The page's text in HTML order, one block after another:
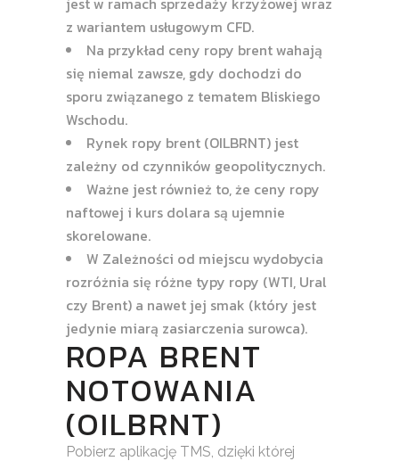
z wariantem usługowym CFD.
Na przykład ceny ropy brent wahają
się niemal zawsze, gdy dochodzi do
sporu związanego z tematem Bliskiego
Wschodu.
Rynek ropy brent (OILBRNT) jest
zależny od czynników geopolitycznych.
Ważne jest również to, że ceny ropy
naftowej i kurs dolara są ujemnie
skorelowane.
W Zależności od miejscu wydobycia
rozróżnia się różne typy ropy (WTI, Ural
czy Brent) a nawet jej smak (który jest
jedynie miarą zasiarczenia surowca).
ROPA BRENT
NOTOWANIA
(OILBRNT)
Pobierz aplikację TMS, dzięki której